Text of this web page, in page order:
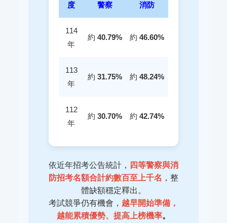
度
警察
消防
114
年
約40.79% 約46.60%
113
年
約31.75% 約48.24%
112
年
約30.70% 約42.74%
依近年招考公告統計， 四等警察與消
防招考名額合計約數百至上千名 ，整
體缺額穩定釋出。
考試競爭仍有機會， 越早開始準備，
越能累積優勢、提高上榜機率。